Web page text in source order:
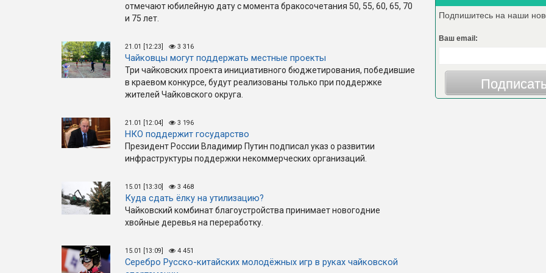
отмечают юбилейную дату с момента бракосочетания 50, 55, 60, 65, 70
и 75 лет.
21.01 [12:23] 3 316
Чайковцы могут поддержать местные проекты
Три чайковских проекта инициативного бюджетирования, победившие
в краевом конкурсе, будут реализованы только при поддержке
жителей Чайковского округа.
21.01 [12:04] 3 196
НКО поддержит государство
Президент России Владимир Путин подписал указ о развитии
инфраструктуры поддержки некоммерческих организаций.
15.01 [13:30] 3 468
Куда сдать ёлку на утилизацию?
Чайковский комбинат благоустройства принимает новогодние
хвойные деревья на переработку.
15.01 [13:09] 4 451
Серебро Русско-китайских молодёжных игр в руках чайковской
Подпишитесь на наши
Ваш email: